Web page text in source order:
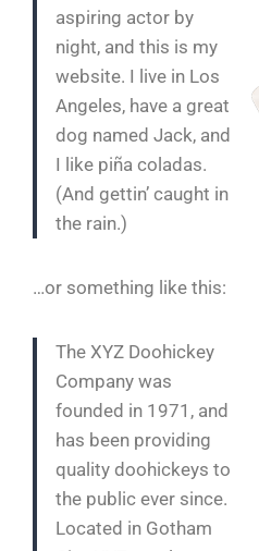
aspiring actor by
night, and this is my
website. I live in Los
Angeles, have a great
dog named Jack, and
I like piña coladas.
(And gettin’ caught in
the rain.)
…or something like this:
The XYZ Doohickey
Company was
founded in 1971, and
has been providing
quality doohickeys to
the public ever since.
Located in Gotham